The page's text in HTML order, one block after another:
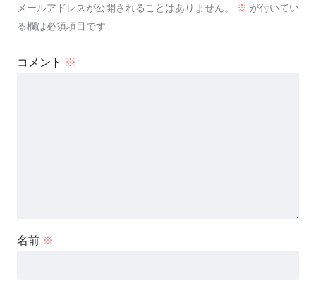
メールアドレスが公開されることはありません。 ※ が付いてい
る欄は必須項目です
コメント ※
名前 ※